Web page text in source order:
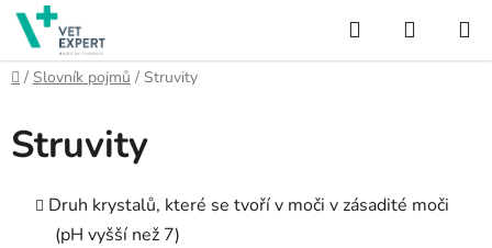
Přejít
obsah
Hledat
KOŠÍK
Domů
/ Slovník pojmů / Struvity
Struvity
Druh krystalů, které se tvoří v moči v zásadité moči
(pH vyšší než 7)